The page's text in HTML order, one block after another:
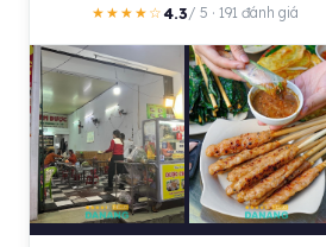
★★★★☆4.3/ 5 · 191 đánh giá